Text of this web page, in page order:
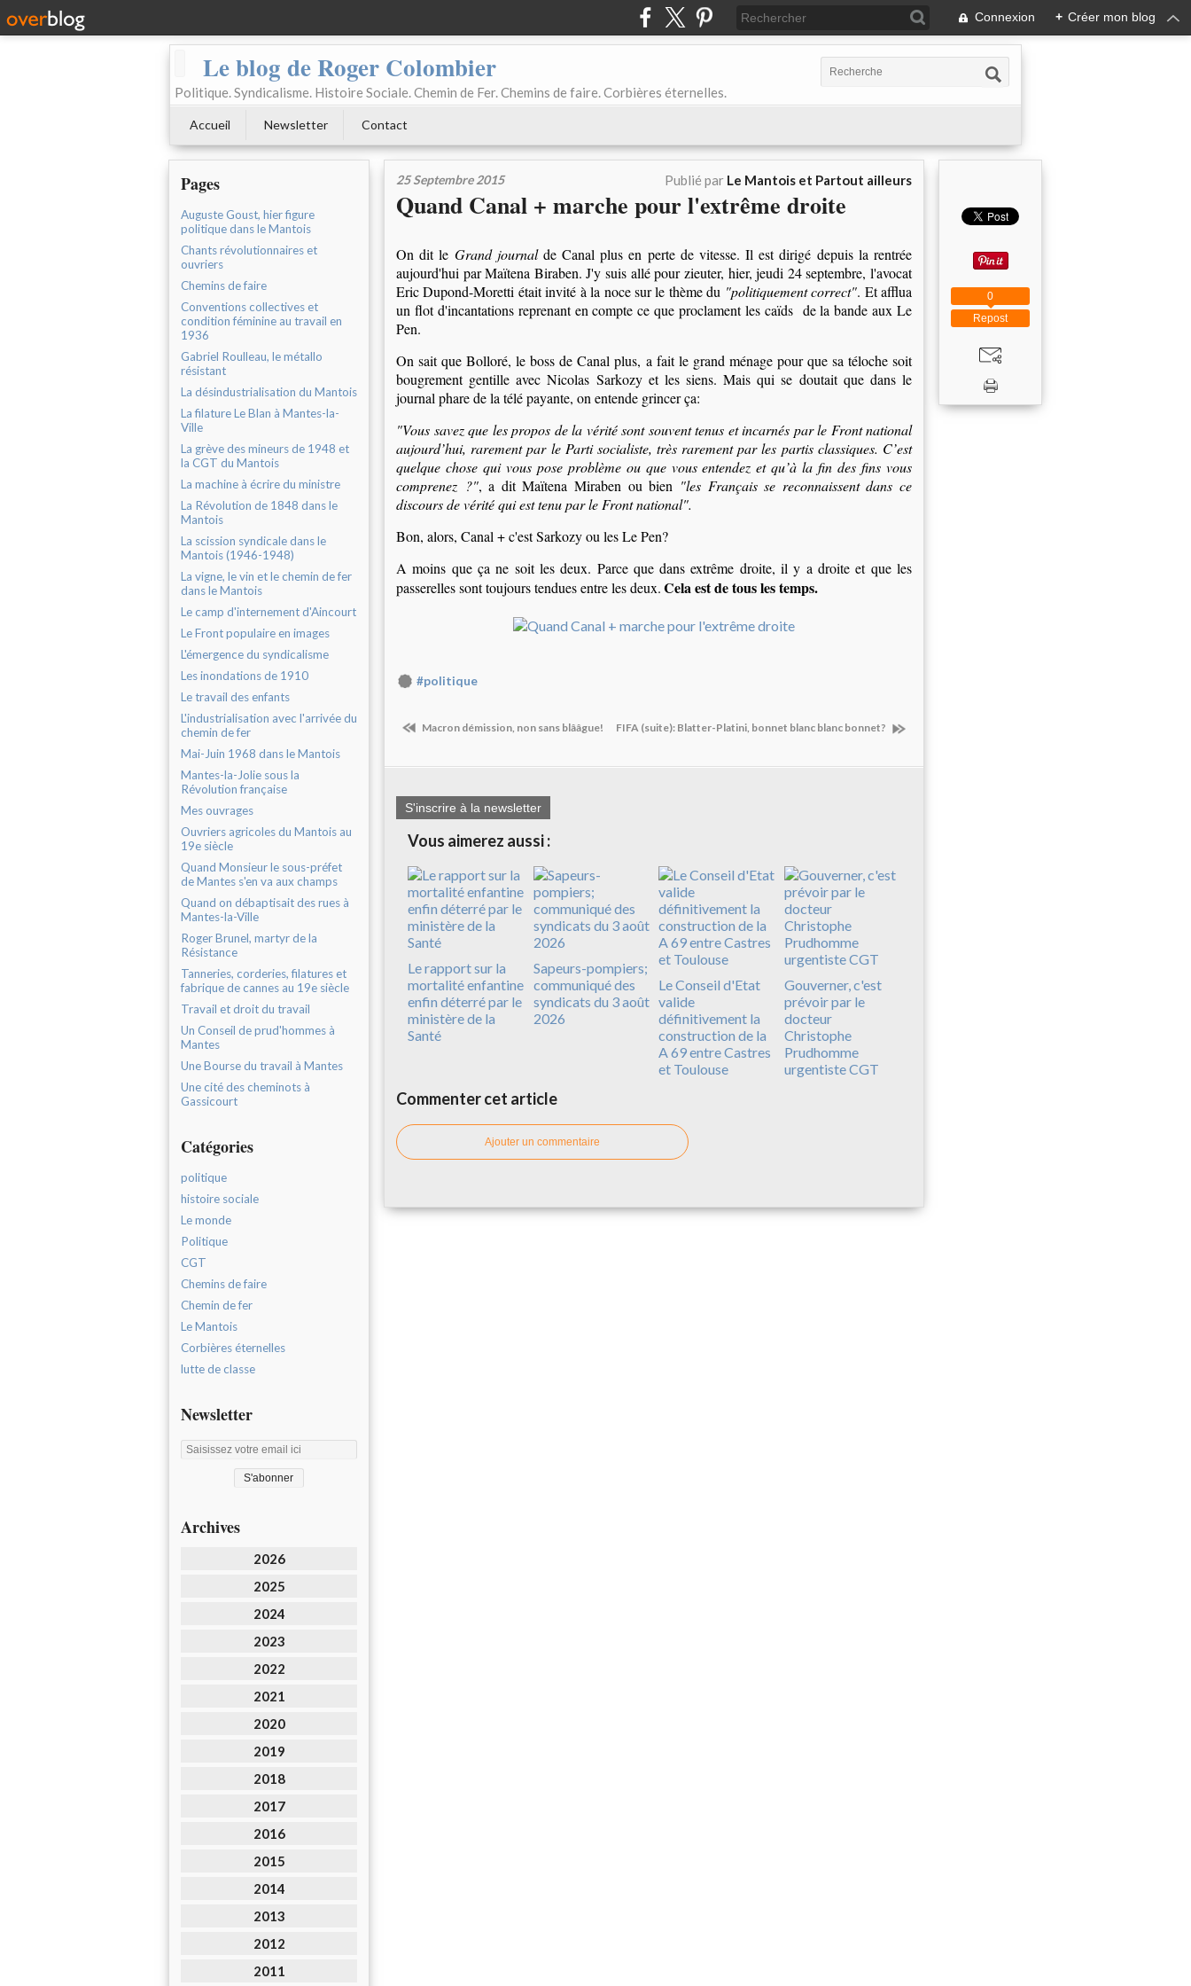
Connexion + Créer mon blog
Le blog de Roger Colombier
Politique. Syndicalisme. Histoire Sociale. Chemin de Fer. Chemins de faire. Corbières éternelles.
Accueil Newsletter Contact
Pages
Auguste Goust, hier figure
politique dans le Mantois
Chants révolutionnaires et
ouvriers
Chemins de faire
Conventions collectives et
condition féminine au travail en
1936
Gabriel Roulleau, le métallo
résistant
La désindustrialisation du Mantois
La filature Le Blan à Mantes-la-
Ville
La grève des mineurs de 1948 et
la CGT du Mantois
La machine à écrire du ministre
La Révolution de 1848 dans le
Mantois
La scission syndicale dans le
Mantois (1946-1948)
La vigne, le vin et le chemin de fer
dans le Mantois
Le camp d'internement d'Aincourt
Le Front populaire en images
L'émergence du syndicalisme
Les inondations de 1910
Le travail des enfants
L'industrialisation avec l'arrivée du
chemin de fer
Mai-Juin 1968 dans le Mantois
Mantes-la-Jolie sous la
Révolution française
Mes ouvrages
Ouvriers agricoles du Mantois au
19e siècle
Quand Monsieur le sous-préfet
de Mantes s'en va aux champs
Quand on débaptisait des rues à
Mantes-la-Ville
Roger Brunel, martyr de la
Résistance
Tanneries, corderies, filatures et
fabrique de cannes au 19e siècle
Travail et droit du travail
Un Conseil de prud'hommes à
Mantes
Une Bourse du travail à Mantes
Une cité des cheminots à
Gassicourt
Catégories
politique
histoire sociale
Le monde
Politique
CGT
Chemins de faire
Chemin de fer
Le Mantois
Corbières éternelles
lutte de classe
Newsletter
Archives
2026
2025
2024
2023
2022
2021
2020
2019
2018
2017
2016
2015
2014
2013
2012
2011
25 Septembre 2015 Publié par Le Mantois et Partout ailleurs
Quand Canal + marche pour l'extrême droite
On dit le Grand journalde Canal plus en perte de vitesse. Il est dirigé depuis la rentrée
aujourd'hui par Maïtena Biraben. J'y suis allé pour zieuter, hier, jeudi 24 septembre, l'avocat
Eric Dupond-Moretti était invité à la noce sur le thème du "politiquement correct". Et afflua
un flot d'incantations reprenant en compte ce que proclament les caïds de la bande aux Le
Pen.
On sait que Bolloré, le boss de Canal plus, a fait le grand ménage pour que sa téloche soit
bougrement gentille avec Nicolas Sarkozy et les siens. Mais qui se doutait que dans le
journal phare de la télé payante, on entende grincer ça:
"Vous savez que les propos de la vérité sont souvent tenus et incarnés par le Front national
aujourd’hui, rarement par le Parti socialiste, très rarement par les partis classiques. C’est
quelque chose qui vous pose problème ou que vous entendez et qu’à la fin des fins vous
comprenez ?", a dit Maïtena Miraben ou bien "les Français se reconnaissent dans ce
discours de vérité qui est tenu par le Front national".
Bon, alors, Canal + c'est Sarkozy ou les Le Pen?
A moins que ça ne soit les deux. Parce que dans extrême droite, il y a droite et que les
passerelles sont toujours tendues entre les deux.Cela est de tous les temps.
#politique
Macron démission, non sans blââgue! FIFA (suite): Blatter-Platini, bonnet blanc blanc bonnet?
S'inscrire à la newsletter
Vous aimerez aussi :
Le rapport sur la
mortalité enfantine
enfin déterré par le
ministère de la
Santé
Sapeurs-pompiers;
communiqué des
syndicats du 3 août
2026
Le Conseil d'Etat
valide
définitivement la
construction de la
A 69 entre Castres
et Toulouse
Gouverner, c'est
prévoir par le
docteur
Christophe
Prudhomme
urgentiste CGT
Commenter cet article
Ajouter un commentaire
Repost
0